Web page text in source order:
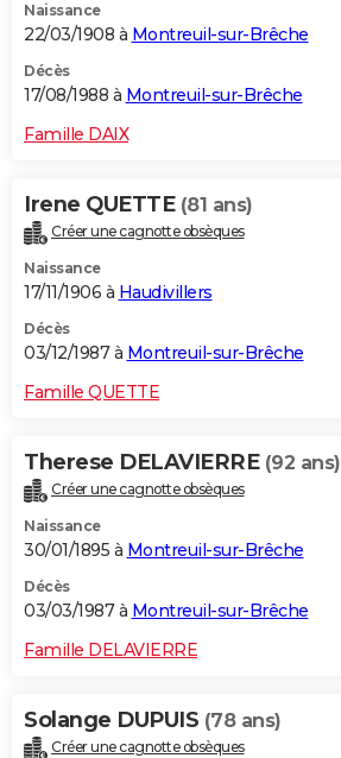
Naissance
22/03/1908 à Montreuil-sur-Brêche
Décès
17/08/1988 à Montreuil-sur-Brêche
Famille DAIX
Irene QUETTE (81 ans)
Créer une cagnotte obsèques
Naissance
17/11/1906 à Haudivillers
Décès
03/12/1987 à Montreuil-sur-Brêche
Famille QUETTE
Therese DELAVIERRE (92 ans)
Créer une cagnotte obsèques
Naissance
30/01/1895 à Montreuil-sur-Brêche
Décès
03/03/1987 à Montreuil-sur-Brêche
Famille DELAVIERRE
Solange DUPUIS (78 ans)
Créer une cagnotte obsèques